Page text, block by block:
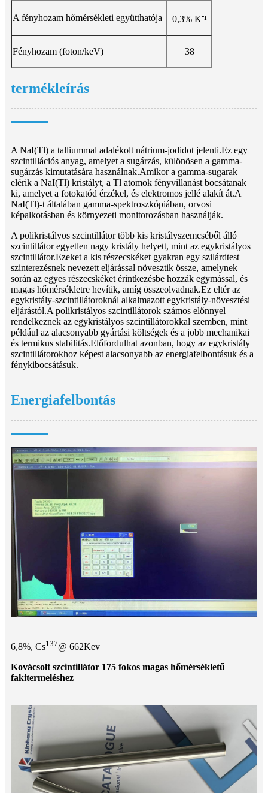
A fényhozam hőmérsékleti együtthatója 0,3% K-¹
Fényhozam (foton/keV) 38
termékleírás
A NaI(Tl) a talliummal adalékolt nátrium-jodidot jelenti.Ez egy
szcintillációs anyag, amelyet a sugárzás, különösen a gamma-
sugárzás kimutatására használnak.Amikor a gamma-sugarak
elérik a NaI(Tl) kristályt, a Tl atomok fényvillanást bocsátanak
ki, amelyet a fotokatód érzékel, és elektromos jellé alakít át.A
NaI(Tl)-t általában gamma-spektroszkópiában, orvosi
képalkotásban és környezeti monitorozásban használják.
A polikristályos szcintillátor több kis kristályszemcséből álló
szcintillátor egyetlen nagy kristály helyett, mint az egykristályos
szcintillátor.Ezeket a kis részecskéket gyakran egy szilárdtest
szinterezésnek nevezett eljárással növesztik össze, amelynek
során az egyes részecskéket érintkezésbe hozzák egymással, és
magas hőmérsékletre hevítik, amíg összeolvadnak.Ez eltér az
egykristály-szcintillátoroknál alkalmazott egykristály-növesztési
eljárástól.A polikristályos szcintillátorok számos előnnyel
rendelkeznek az egykristályos szcintillátorokkal szemben, mint
például az alacsonyabb gyártási költségek és a jobb mechanikai
és termikus stabilitás.Előfordulhat azonban, hogy az egykristály
szcintillátorokhoz képest alacsonyabb az energiafelbontásuk és a
fénykibocsátásuk.
Energiafelbontás
6,8%, Cs137@ 662Kev
Kovácsolt szcintillátor 175 fokos magas hőmérsékletű
fakitermeléshez